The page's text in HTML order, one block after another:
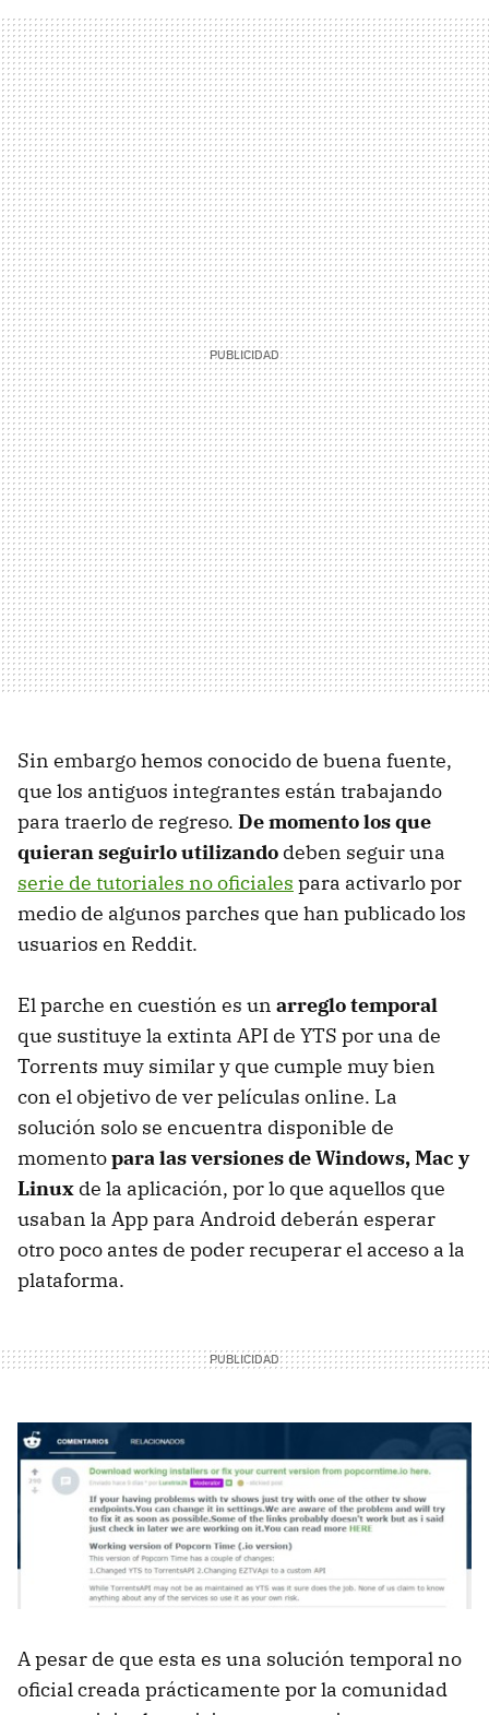
Sin embargo hemos conocido de buena fuente,
que los antiguos integrantes están trabajando
para traerlo de regreso. De momento los que
quieran seguirlo utilizando deben seguir una
serie de tutoriales no oficiales para activarlo por
medio de algunos parches que han publicado los
usuarios en Reddit.
El parche en cuestión es un arreglo temporal
que sustituye la extinta API de YTS por una de
Torrents muy similar y que cumple muy bien
con el objetivo de ver películas online. La
solución solo se encuentra disponible de
momentopara las versiones de Windows, Mac y
Linux de la aplicación, por lo que aquellos que
usaban la App para Android deberán esperar
otro poco antes de poder recuperar el acceso a la
plataforma.
A pesar de que esta es una solución temporal no
oficial creada prácticamente por la comunidad